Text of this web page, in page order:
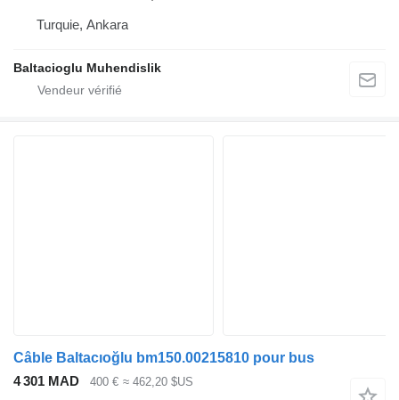
Turquie, Ankara
Baltacioglu Muhendislik
Câble Baltacıoğlu bm150.00215810 pour bus
4 301 MAD
400 € ≈ 462,20 $US